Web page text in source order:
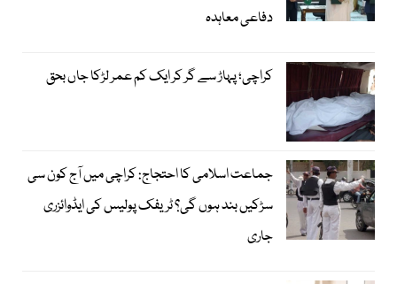
دفاعی معاہدہ
کراچی؛ پہاڑ سے گر کر ایک کم عمر لڑکا جاں بحق
جماعت اسلامی کا احتجاج: کراچی میں آج کون سی
سڑکیں بند ہوں گی؟ ٹریفک پولیس کی ایڈوائزری
جاری